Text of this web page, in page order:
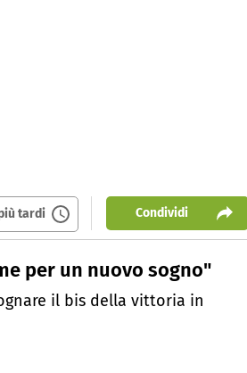
tardi Condividi
per un nuovo sogno"
il bis della vittoria in